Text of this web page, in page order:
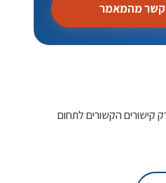
מהמאמר
קישורים הקשורים לתחום